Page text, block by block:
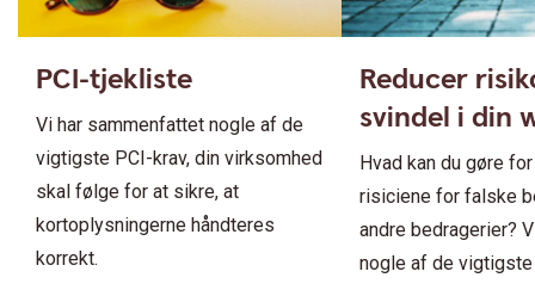
PCI-tjekliste
Vi har sammenfattet nogle af de
vigtigste PCI-krav, din virksomhed
skal følge for at sikre, at
kortoplysningerne håndteres
korrekt.
Reducer
svindel i din
Hvad kan du gøre
risiciene for falske
andre bedragerier?
nogle af de